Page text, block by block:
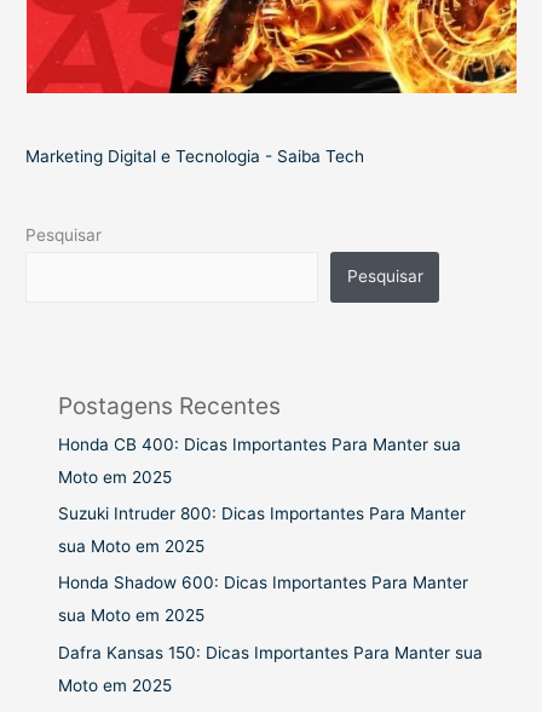
Marketing Digital e Tecnologia - Saiba Tech
Pesquisar
Pesquisar
Postagens Recentes
Honda CB 400: Dicas Importantes Para Manter sua
Moto em 2025
Suzuki Intruder 800: Dicas Importantes Para Manter
sua Moto em 2025
Honda Shadow 600: Dicas Importantes Para Manter
sua Moto em 2025
Dafra Kansas 150: Dicas Importantes Para Manter sua
Moto em 2025